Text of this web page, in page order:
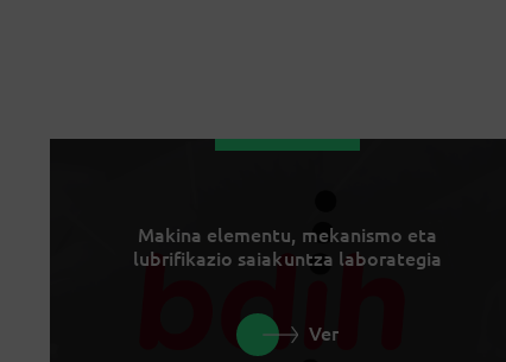
Makina elementu, mekanismo eta
lubrifikazio saiakuntza laborategia
Ver